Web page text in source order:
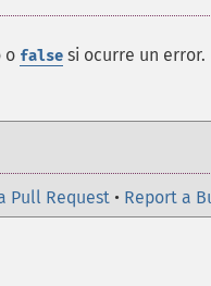
o false si ocurre un error.
Pull Request • Report a